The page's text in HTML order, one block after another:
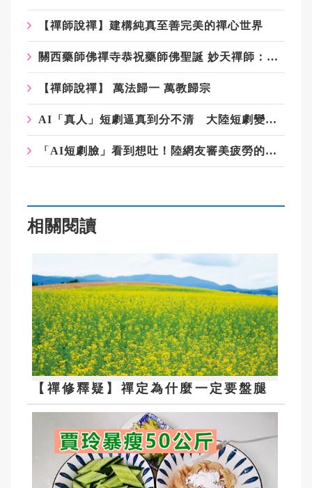
【禪師說禪】建構純真至善完美的禪心世界
關西藥師佛禪寺恭祝藥師佛聖誕 妙天禪師：證道明師傳佛妙心
【禪師說禪】 萬法歸一 萬教歸宗
AI「真人」短劇逼真到分不清 大陸短劇變天 產業加速洗牌
「AI短劇臉」看到想吐！陸網友審美疲勞的背後 到底在想什麼？
相關閱讀
【禪修釋疑】禪定為什麼一定要盤腿